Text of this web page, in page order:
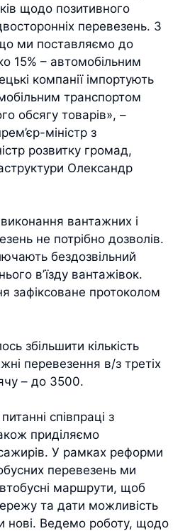
щодо позитивного
перевезень. З
ми поставляємо до
15% – автомобільним
компанії імпортують
транспортом
обсягу товарів», –
міністр з
розвитку громад,
Олександр
вантажних і
не потрібно дозволів.
бездозвільний
вʼїзду вантажівок.
зафіксоване протоколом
збільшити кількість
перевезення в/з третіх
– до 3500.
співпраці з
приділяємо
У рамках реформи
перевезень ми
маршрути, щоб
та дати можливість
нові. Ведемо роботу, щодо